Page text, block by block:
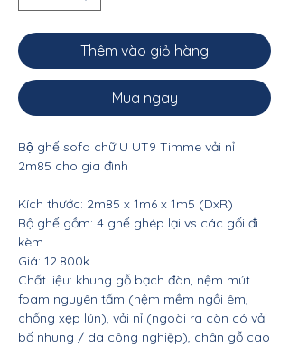
Thêm vào giỏ hàng
Mua ngay
Bộ ghế sofa chữ U UT9 Timme vải nỉ
2m85 cho gia đình
Kích thước: 2m85 x 1m6 x 1m5 (DxR)
Bộ ghế gồm: 4 ghế ghép lại vs các gối đi
kèm
Giá: 12.800k
Chất liệu: khung gỗ bạch đàn, nệm mút
foam nguyên tấm (nệm mềm ngồi êm,
chống xẹp lún), vải nỉ (ngoài ra còn có vải
bố nhung / da công nghiệp), chân gỗ cao